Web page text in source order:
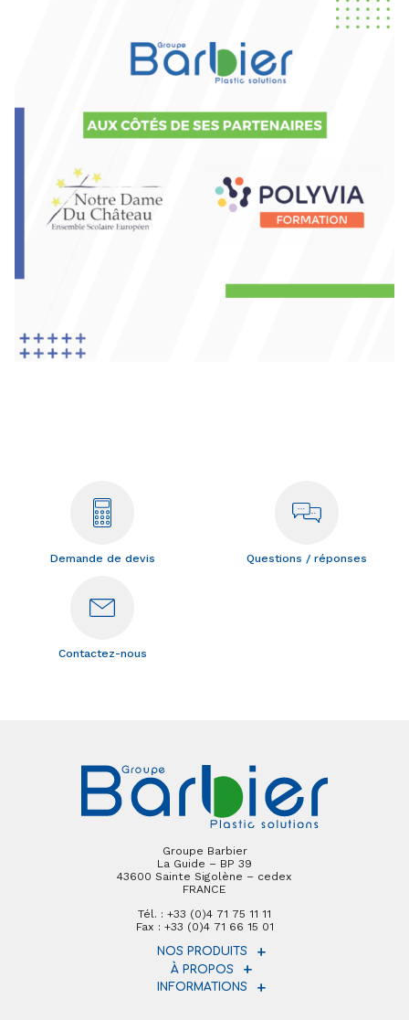
Demande de devis Questions / réponses
Contactez-nous
Groupe Barbier
La Guide – BP 39
43600 Sainte Sigolène – cedex
FRANCE
Tél. : +33 (0)4 71 75 11 11
Fax : +33 (0)4 71 66 15 01
NOS PRODUITS
À PROPOS
INFORMATIONS